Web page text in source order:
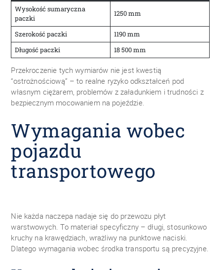
Wysokość sumaryczna
paczki
1250 mm
Szerokość paczki
1190 mm
Długość paczki
18 500 mm
Przekroczenie tych wymiarów nie jest kwestią
“ostrożnościową” – to realne ryzyko odkształceń pod
własnym ciężarem, problemów z załadunkiem i trudności z
bezpiecznym mocowaniem na pojeździe.
Wymagania wobec
pojazdu
transportowego
Nie każda naczepa nadaje się do przewozu płyt
warstwowych. To materiał specyficzny – długi, stosunkowo
kruchy na krawędziach, wrażliwy na punktowe naciski.
Dlatego wymagania wobec środka transportu są precyzyjne.